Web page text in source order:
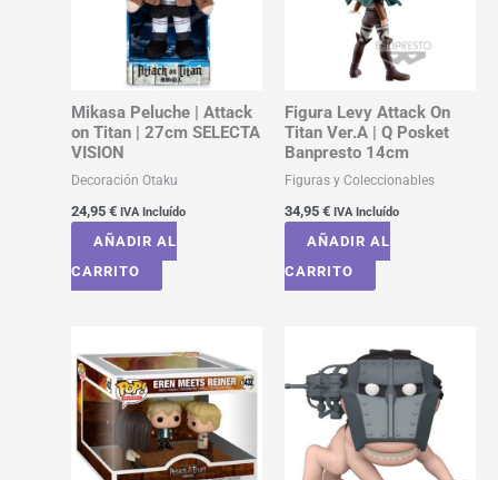
Mikasa Peluche | Attack
on Titan | 27cm SELECTA
VISION
Decoración Otaku
24,95 € IVA Incluído
AÑADIR AL
CARRITO
Figura Levy Attack On
Titan Ver.A | Q Posket
Banpresto 14cm
Figuras y Coleccionables
34,95 € IVA Incluído
AÑADIR AL
CARRITO